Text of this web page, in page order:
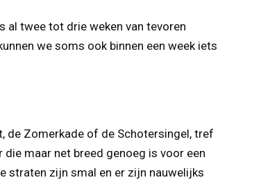
al twee tot drie weken van tevoren
we soms ook binnen een week iets
de Zomerkade of de Schotersingel, tref
maar net breed genoeg is voor een
straten zijn smal en er zijn nauwelijks